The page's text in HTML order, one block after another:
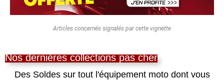
Articles concernés signalés par cette vignette
Nos dernières collections pas cher
Des Soldes sur tout l'équipement moto dont vous